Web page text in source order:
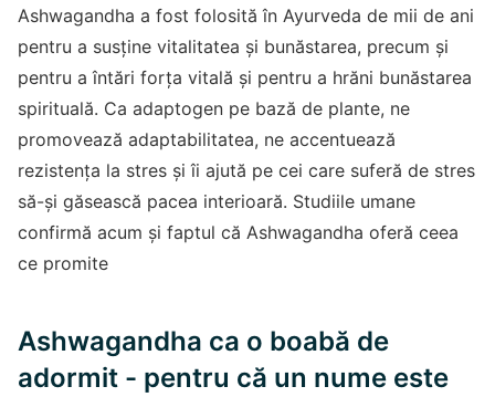
Ashwagandha a fost folosită în Ayurveda de mii de ani
pentru a susține vitalitatea și bunăstarea, precum și
pentru a întări forța vitală și pentru a hrăni bunăstarea
spirituală. Ca adaptogen pe bază de plante, ne
promovează adaptabilitatea, ne accentuează
rezistența la stres și îi ajută pe cei care suferă de stres
să-și găsească pacea interioară. Studiile umane
confirmă acum și faptul că Ashwagandha oferă ceea
ce promite
Ashwagandha ca o boabă de
adormit - pentru că un nume este